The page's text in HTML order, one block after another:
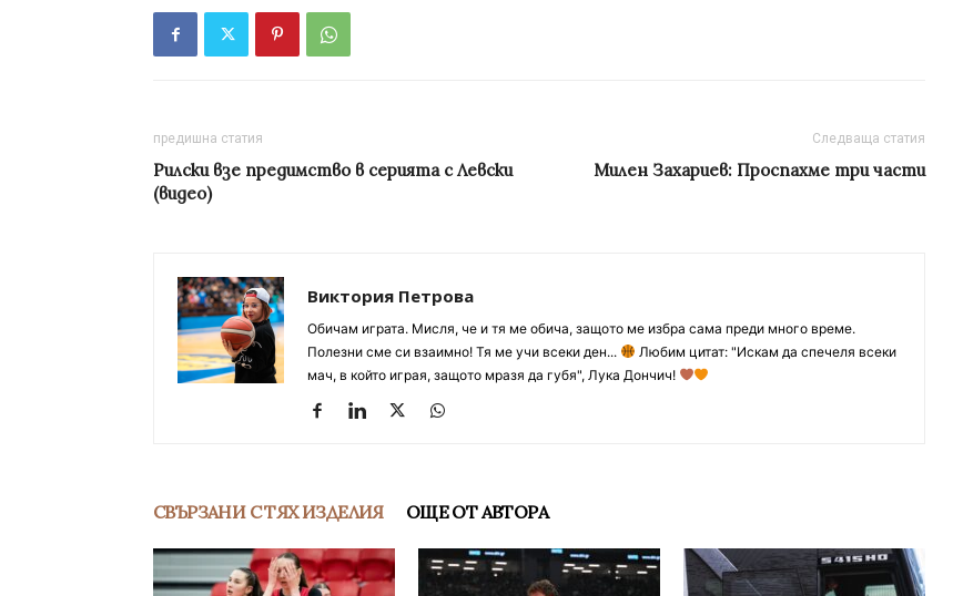
предишна статия
Рилски взе предимство в серията с Левски
(видео)
Следваща статия
Милен Захариев: Проспахме три части
Виктория Петрова
Обичам играта. Мисля, че и тя ме обича, защото ме избра сама преди много време.
Полезни сме си взаимно! Тя ме учи всеки ден...
Любим цитат: "Искам да спечеля всеки
мач, в който играя, защото мразя да губя", Лука Дончич!
СВЪРЗАНИ С ТЯХ ИЗДЕЛИЯ ОЩЕ ОТ АВТОРА